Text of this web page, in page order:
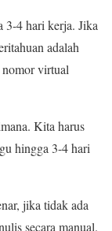
3-4 hari kerja. Jika
adalah
nomor virtual
Kita harus
hingga 3-4 hari
jika tidak ada
secara manual.